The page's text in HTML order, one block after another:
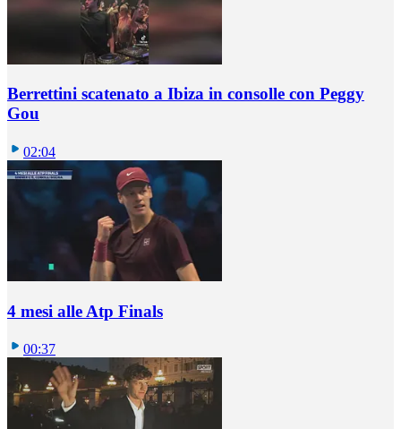
Berrettini scatenato a Ibiza in consolle con Peggy
Gou
02:04
4 mesi alle Atp Finals
00:37